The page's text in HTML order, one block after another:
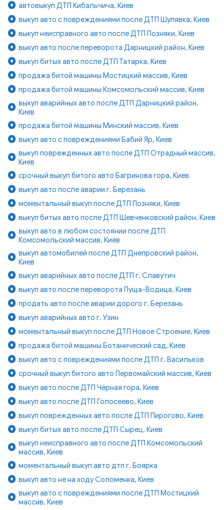
автовыкуп ДТП Кибальчича, Киев
выкуп авто с повреждениями после ДТП Шулявка, Киев
выкуп неисправного авто после ДТП Позняки, Киев
выкуп авто после переворота Дарницкий район, Киев
выкуп битых авто после ДТП Татарка, Киев
продажа битой машины Мостицкий массив, Киев
продажа битой машины Комсомольский массив, Киев
выкуп аварийных авто после ДТП Дарницкий район,
Киев
продажа битой машины Минский массив, Киев
выкуп авто с повреждениями Бабий Яр, Киев
выкуп поврежденных авто после ДТП Отрадный массив,
Киев
срочный выкуп битого авто Багринова гора, Киев
выкуп авто после аварии г. Березань
моментальный выкуп после ДТП Позняки, Киев
выкуп битых авто после ДТП Шевченковский район, Киев
выкуп авто в любом состоянии после ДТП
Комсомольский массив, Киев
выкуп автомобилей после ДТП Днепровский район,
Киев
выкуп аварийных авто после ДТП г. Славутич
выкуп авто после переворота Пуща-Водица, Киев
продать авто после аварии дорого г. Березань
выкуп аварийных авто г. Узин
моментальный выкуп после ДТП Новое Строение, Киев
продажа битой машины Ботанический сад, Киев
выкуп авто с повреждениями после ДТП г. Васильков
срочный выкуп битого авто Первомайский массив, Киев
выкуп авто после ДТП Чёрная гора, Киев
выкуп авто после ДТП Голосеево, Киев
выкуп поврежденных авто после ДТП Пирогово, Киев
выкуп битых авто после ДТП Сырец, Киев
выкуп неисправного авто после ДТП Комсомольский
массив, Киев
моментальный выкуп авто дтп г. Боярка
выкуп авто не на ходу Соломенка, Киев
выкуп авто с повреждениями после ДТП Мостицкий
массив, Киев